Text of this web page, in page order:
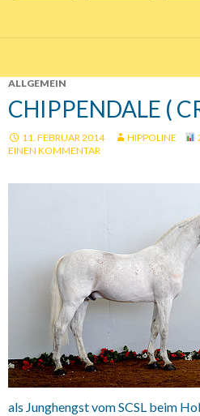
ALLGEMEIN
CHIPPENDALE (
11. FEBRUAR 2014 HIPPOLINE
EINEN KOMMENTAR
als Junghengst vom SCSL beim